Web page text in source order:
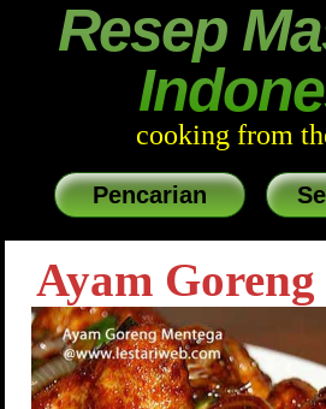
Resep
cooking from
Pencarian
Ayam